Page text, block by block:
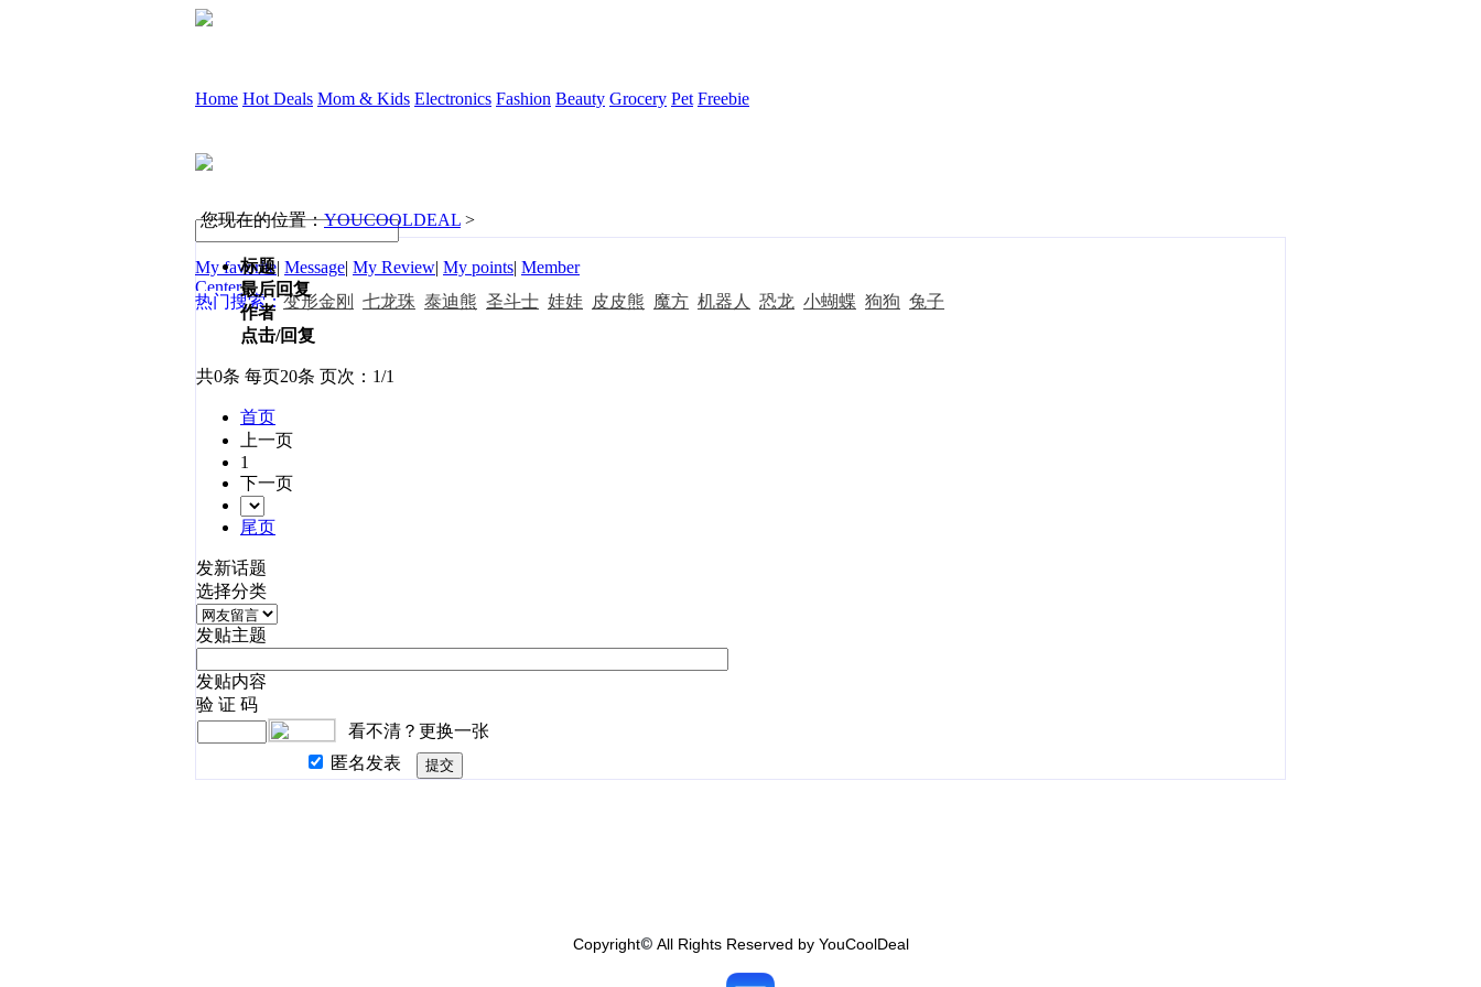
Home Hot Deals Mom & Kids Electronics Fashion Beauty Grocery Pet Freebie
My favorite| Message| My Review| My points| Member
Center|
热门搜索：变形金刚 七龙珠 泰迪熊 圣斗士 娃娃 皮皮熊 魔方 机器人 恐龙 小蝴蝶 狗狗 兔子
您现在的位置：YOUCOOLDEAL >
标题
最后回复
作者
点击/回复
共0条 每页20条 页次：1/1
首页
上一页
1
下一页
尾页
发新话题
选择分类
发贴主题
发贴内容
验 证 码
看不清？更换一张
匿名发表
Copyright© All Rights Reserved by YouCoolDeal